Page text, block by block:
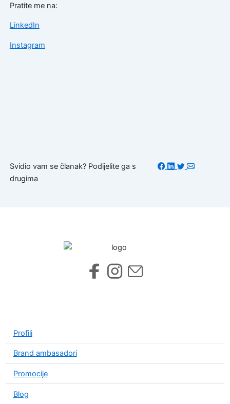
Pratite me na:
LinkedIn
Instagram
Svidio vam se članak? Podijelite ga s
drugima
Profili
Brand ambasadori
Promocije
Blog